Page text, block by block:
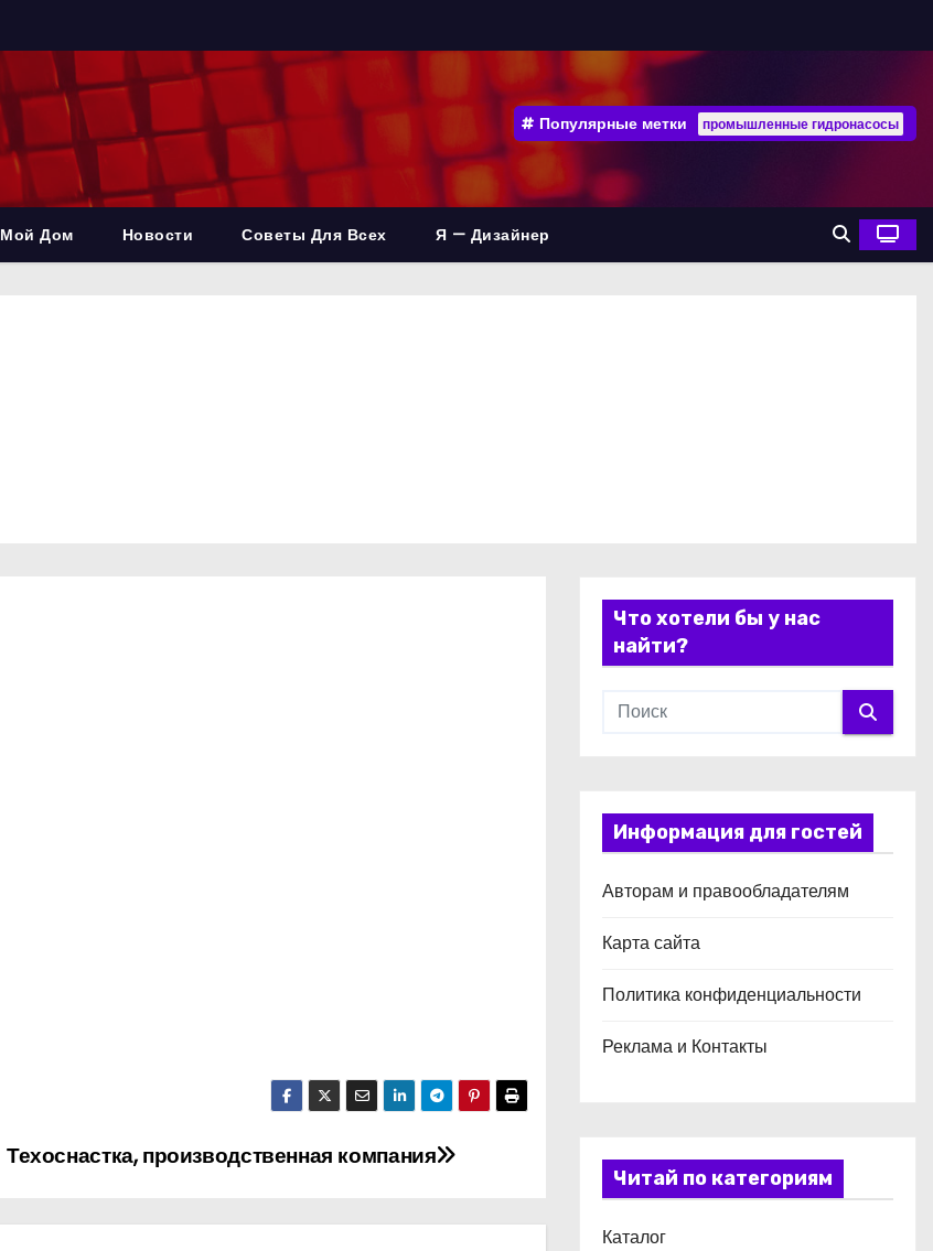
Популярные метки промышленные гидронасосы
Мой Дом Новости Советы Для Всех Я — Дизайнер
Техоснастка, производственная компания
Что хотели бы у нас
найти?
Информация для гостей
Авторам и правообладателям
Карта сайта
Политика конфиденциальности
Реклама и Контакты
Читай по категориям
Каталог